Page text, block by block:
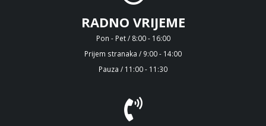
RADNO VRIJEME
Pon - Pet / 8:00 - 16:00
Prijem stranaka / 9:00 - 14:00
Pauza / 11:00 - 11:30